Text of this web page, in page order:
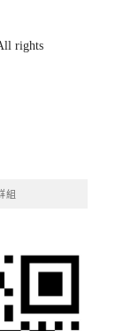
rights
組